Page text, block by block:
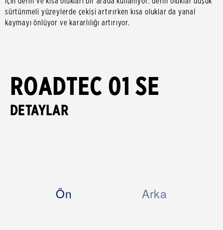
sürtünmeli yüzeylerde çekişi artırırken kısa oluklar da yanal
kaymayı önlüyor ve kararlılığı artırıyor.
ROADTEC 01 SE
DETAYLAR
Ön Arka